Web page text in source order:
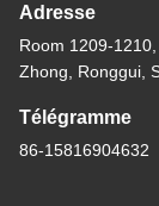
Adresse
Room 1209-
Zhong, Ronggui,
Télégramme
86-15816904632